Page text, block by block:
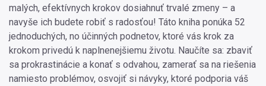
malých, efektívnych krokov dosiahnuť trvalé zmeny – a
navyše ich budete robiť s radosťou! Táto kniha ponúka 52
jednoduchých, no účinných podnetov, ktoré vás krok za
krokom privedú k naplnenejšiemu životu. Naučíte sa: zbaviť
sa prokrastinácie a konať s odvahou, zamerať sa na riešenia
namiesto problémov, osvojiť si návyky, ktoré podporia váš